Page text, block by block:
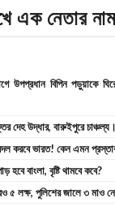
এক নেতার নাম
উপপ্রধান বিপিন পড়ুয়াকে
দেহ উদ্ধার, বারুইপুরে চাঞ্চল্য।
করবে ভারত! কেন এমন
বাংলা, বৃষ্টি থামবে কবে?
৫ লক্ষ, পুলিশের জালে ৩ মাও